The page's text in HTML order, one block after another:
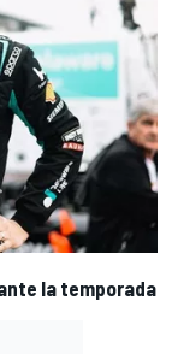
la temporada